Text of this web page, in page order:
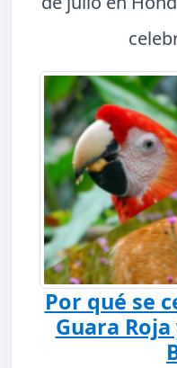
Por qué se
Guara